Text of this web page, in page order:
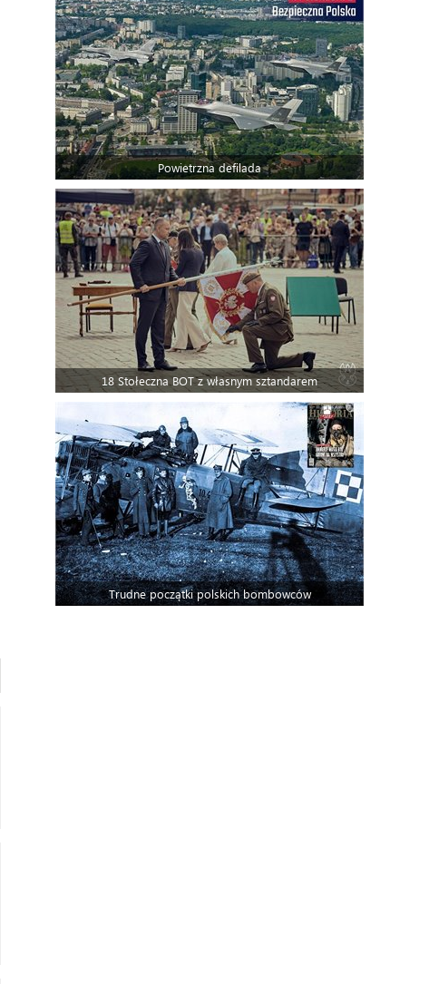
Powietrzna defilada
18 Stołeczna BOT z własnym sztandarem
Trudne początki polskich bombowców